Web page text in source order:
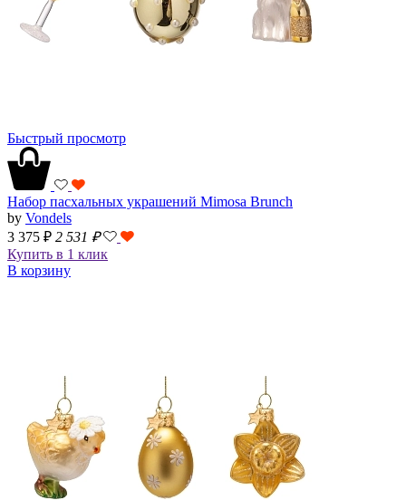
Быстрый просмотр
Набор пасхальных украшений Mimosa Brunch
by Vondels
3 375 ₽ 2 531 ₽
Купить в 1 клик
В корзину